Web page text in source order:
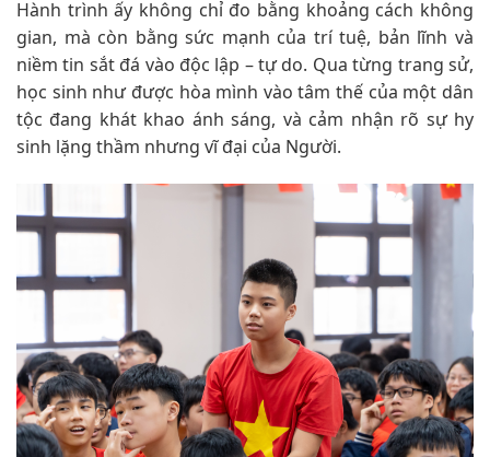
Hành trình ấy không chỉ đo bằng khoảng cách không
gian, mà còn bằng sức mạnh của trí tuệ, bản lĩnh và
niềm tin sắt đá vào độc lập – tự do. Qua từng trang sử,
học sinh như được hòa mình vào tâm thế của một dân
tộc đang khát khao ánh sáng, và cảm nhận rõ sự hy
sinh lặng thầm nhưng vĩ đại của Người.